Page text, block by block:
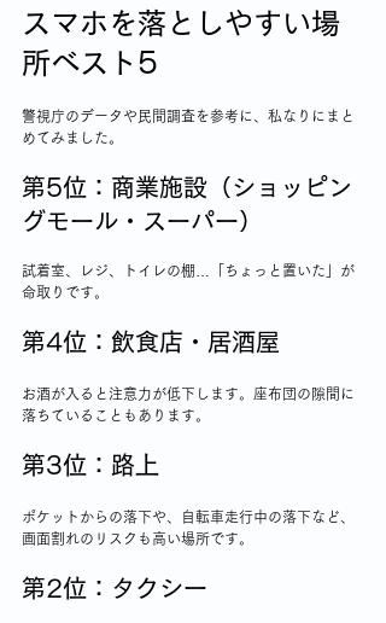
スマホを落としやすい場
所ベスト5
警視庁のデータや民間調査を参考に、私なりにまと
めてみました。
第5位：商業施設（ショッピン
グモール・スーパー）
試着室、レジ、トイレの棚…「ちょっと置いた」が
命取りです。
第4位：飲食店・居酒屋
お酒が入ると注意力が低下します。座布団の隙間に
落ちていることもあります。
第3位：路上
ポケットからの落下や、自転車走行中の落下など、
画面割れのリスクも高い場所です。
第2位：タクシー